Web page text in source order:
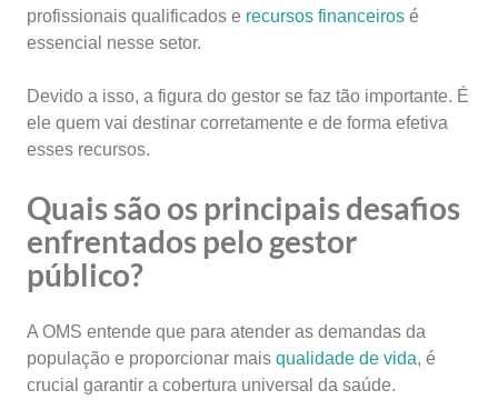
profissionais qualificados e recursos financeiros é
essencial nesse setor.
Devido a isso, a figura do gestor se faz tão importante. É
ele quem vai destinar corretamente e de forma efetiva
esses recursos.
Quais são os principais desafios
enfrentados pelo gestor
público?
A OMS entende que para atender as demandas da
população e proporcionar mais qualidade de vida, é
crucial garantir a cobertura universal da saúde.